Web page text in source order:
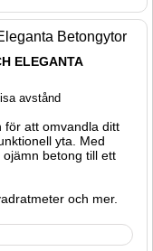
ELEGANTA
avstånd
för att omvandla ditt
yta. Med
betong till ett
och mer.